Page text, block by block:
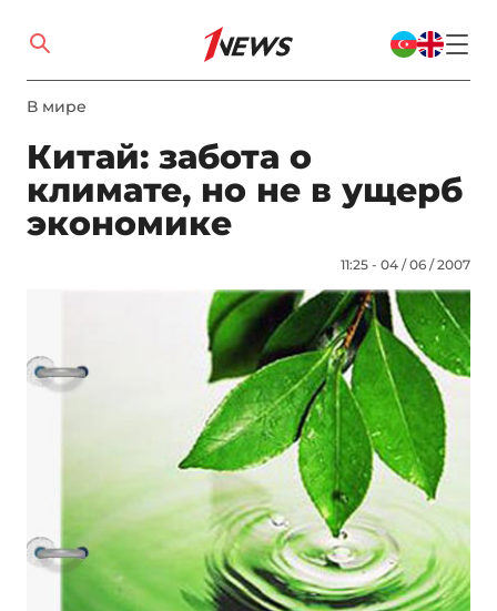
В мире
Китай: забота о
климате, но не в ущерб
экономике
11:25 - 04 / 06 / 2007